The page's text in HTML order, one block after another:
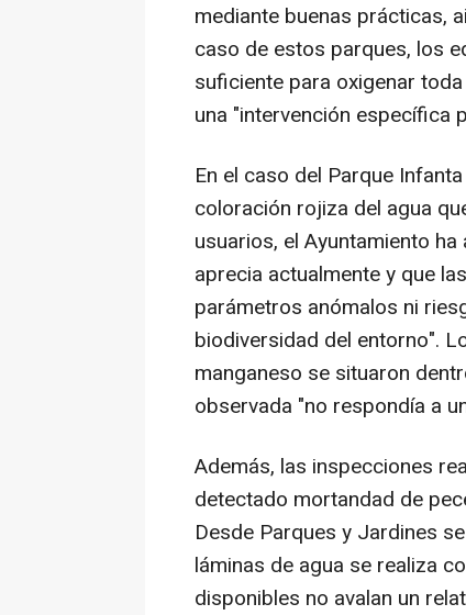
mediante buenas prácticas,
caso de estos parques, los
suficiente para oxigenar
una "intervención específica
En el caso del Parque
coloración rojiza del agua
usuarios, el Ayuntamiento
aprecia actualmente y que
parámetros anómalos ni
biodiversidad del entorno".
manganeso se situaron
observada "no respondía a
Además, las inspecciones
detectado mortandad de
Desde Parques y Jardines
láminas de agua se realiza
disponibles no avalan un